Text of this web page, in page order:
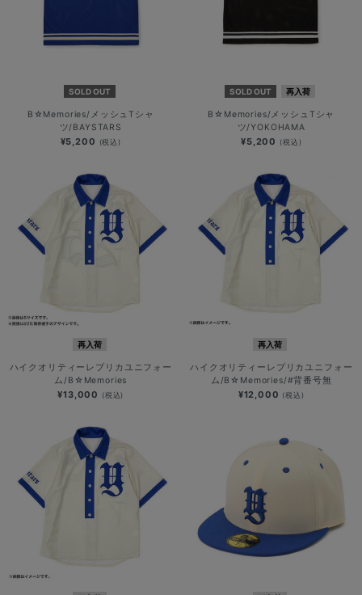
SOLD OUT
B☆Memories/メッシュTシャ
ツ/BAYSTARS
¥5,200 (税込)
SOLD OUT 再入荷
B☆Memories/メッシュTシャ
ツ/YOKOHAMA
¥5,200 (税込)
再入荷
ハイクオリティーレプリカユニフォー
ム/B☆Memories
¥13,000 (税込)
再入荷
ハイクオリティーレプリカユニフォー
ム/B☆Memories/#背番号無
¥12,000 (税込)